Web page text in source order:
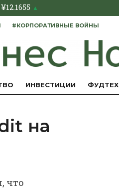
¥12.1655 ▲
#КОРПОРАТИВНЫЕ ВОЙНЫ
ИНВЕСТИЦИИ ФУДТЕХ
на
что